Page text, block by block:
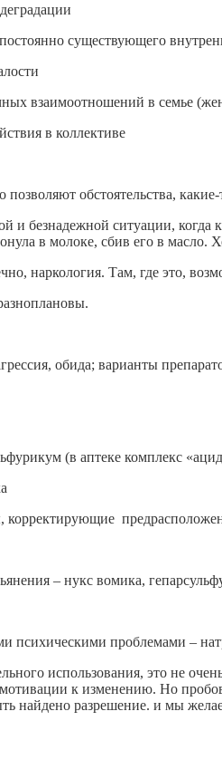
существующего
взаимоотношений в семье
в коллективе
позволяют обстоятельства,
и безнадежной ситуации,
в молоке, сбив его в масло.
наркология. Там, где это,
обида; варианты
(в аптеке комплекс
– нукс вомика,
психическими проблемами –
использования, это не
к изменению. Но
найдено разрешение. и мы